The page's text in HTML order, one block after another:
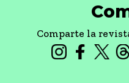
Comparte la